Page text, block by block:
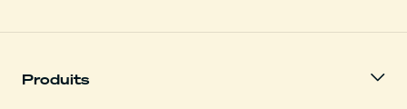
Produits